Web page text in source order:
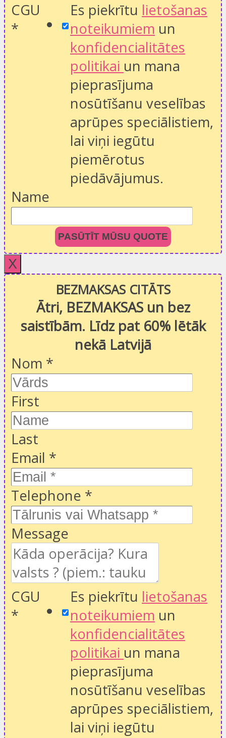
CGU
*
Es piekrītu lietošanas
noteikumiem un
konfidencialitātes
politikai un mana
pieprasījuma
nosūtīšanu veselības
aprūpes speciālistiem,
lai viņi iegūtu
piemērotus
piedāvājumus.
Name
PASŪTĪT MŪSU QUOTE
X
BEZMAKSAS CITĀTS
Ātri, BEZMAKSAS un bez
saistībām. Līdz pat 60% lētāk
nekā Latvijā
Nom *
First
Last
Email *
Telephone *
Message
CGU
*
Es piekrītu lietošanas
noteikumiem un
konfidencialitātes
politikai un mana
pieprasījuma
nosūtīšanu veselības
aprūpes speciālistiem,
lai viņi iegūtu